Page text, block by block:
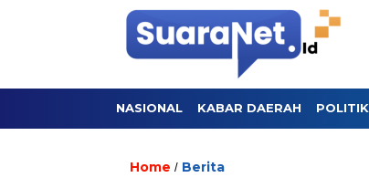
NASIONAL KABAR DAERAH POLITIK
Home / Berita